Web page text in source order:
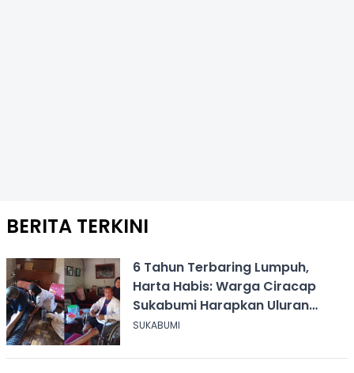
BERITA TERKINI
6 Tahun Terbaring Lumpuh,
Harta Habis: Warga Ciracap
Sukabumi Harapkan Uluran
Tangan KDM
SUKABUMI